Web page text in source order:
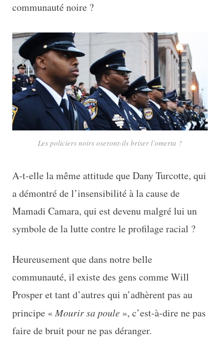
communauté noire ?
Les policiers noirs oseront-ils briser l’omerta ?
A-t-elle la même attitude que Dany Turcotte, qui
a démontré de l’insensibilité à la cause de
Mamadi Camara, qui est devenu malgré lui un
symbole de la lutte contre le profilage racial ?
Heureusement que dans notre belle
communauté, il existe des gens comme Will
Prosper et tant d’autres qui n’adhèrent pas au
principe «Mourir sa poule », c’est-à-dire ne pas
faire de bruit pour ne pas déranger.